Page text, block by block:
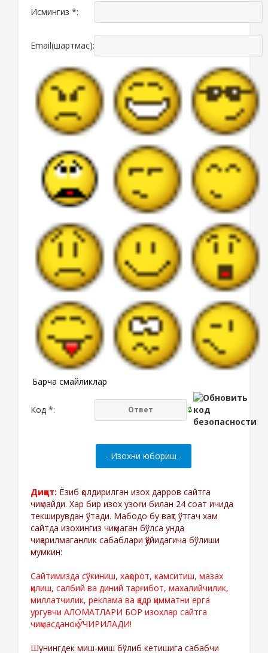
Исмингиз *:
Email(шартмас):
Барча смайликлар
Код *:
Диққат: Ёзиб қолдирилган изох дарров сайтга
чиқмайди. Хар бир изох узоғи билан 24 соат ичида
текширувдан ўтади. Мабодо бу вақт ўтгач хам
сайтда изохингиз чиқмаган бўлса унда
чиқарилмаганлик сабаблари қўйидагича бўлиши
мумкин:
Сайтимизда сўкиниш, хақорот, камситиш, мазах
қилиш, салбий ва диний тарғибот, махалийчилик,
миллатчилик, реклама ва қадр қимматни ерга
ургувчи АЛОМАТЛАРИ БОР изохлар сайтга
чиқмасданоқ ЎЧИРИЛАДИ!
Шунингдек миш-миш бўлиб кетишига сабабчи